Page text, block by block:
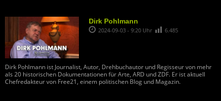
Dirk Pohlmann
2024-09-03 - 9:20 Uhr 6.485
Dirk Pohlmann ist Journalist, Autor, Drehbuchautor und Regisseur von mehr
als 20 historischen Dokumentationen für Arte, ARD und ZDF. Er ist aktuell
Chefredakteur von Free21, einem politischen Blog und Magazin.